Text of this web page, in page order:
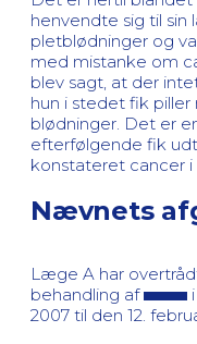
henvendte sig til
pletblødninger og
med mistanke om
blev sagt, at der
hun i stedet fik
blødninger. Det er
efterfølgende fik
konstateret cancer i
Nævnets
Læge A har
behandling af
2007 til den 12.